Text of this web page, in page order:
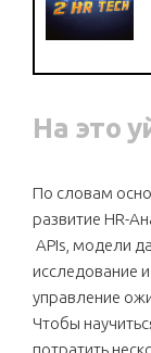
На это
По словам
развитие HR-
АPIs, модели
исследование
управление
Чтобы
потратить